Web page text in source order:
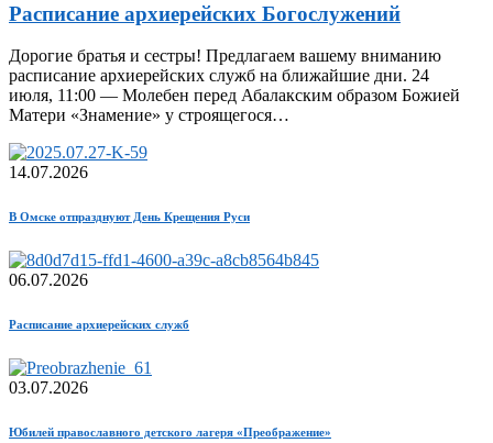
Расписание архиерейских Богослужений
Дорогие братья и сестры! Предлагаем вашему вниманию
расписание архиерейских служб на ближайшие дни. 24
июля, 11:00 — Молебен перед Абалакским образом Божией
Матери «Знамение» у строящегося…
14.07.2026
В Омске отпразднуют День Крещения Руси
06.07.2026
Расписание архиерейских служб
03.07.2026
Юбилей православного детского лагеря «Преображение»